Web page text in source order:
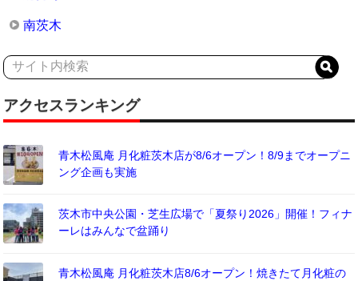
南茨木
アクセスランキング
青木松風庵 月化粧茨木店が8/6オープン！8/9までオープニ
ング企画も実施
茨木市中央公園・芝生広場で「夏祭り2026」開催！フィナ
ーレはみんなで盆踊り
青木松風庵 月化粧茨木店8/6オープン！焼きたて月化粧の